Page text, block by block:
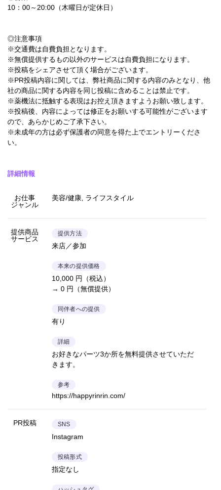
10：00～20:00（木曜日が定休日）
◎注意事項
※交通費は自費負担となります。
※無償提供するもの以外のサービスは自費負担になります。
※投稿をシェアさせて頂く場合がございます。
※PR投稿内容に関しては、弊社商品に関する内容のみとなり、他
社の商品に関する内容を同じ投稿に含めることは禁止です。
※薬機法に抵触する表現はお控え頂きますようお願い致します。
※投稿後、内容によっては修正をお願いする可能性がございます
ので、あらかじめご了承下さい。
※未成年の方は必ず保護者の同意を得た上でエントリーくださ
い。
詳細情報
お仕事
ジャンル
美容/健康, ライフスタイル
提供商品
サービス
提供方法
来店／参加
本来の提供価格
10,000 円（税込）
→ 0 円（無償提供）
同伴者への提供
有り
詳細
お好きなパーツ3か所を無料提供させていただ
きます。
参考
https://happyrinrin.com/
PR投稿 SNS
Instagram
投稿形式
指定なし